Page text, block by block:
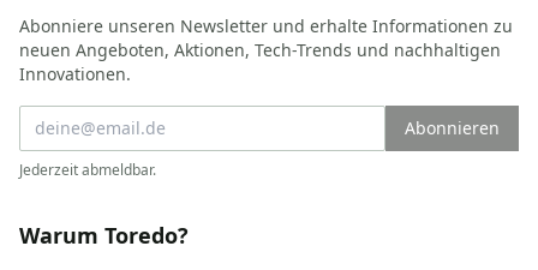
Abonniere unseren Newsletter und erhalte Informationen zu
neuen Angeboten, Aktionen, Tech-Trends und nachhaltigen
Innovationen.
Abonnieren
Jederzeit abmeldbar.
Warum Toredo?